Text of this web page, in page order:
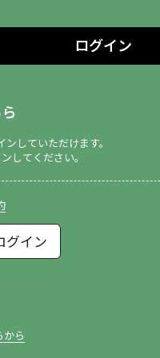
ログイン
していただけます。
してください。
グイン
ら